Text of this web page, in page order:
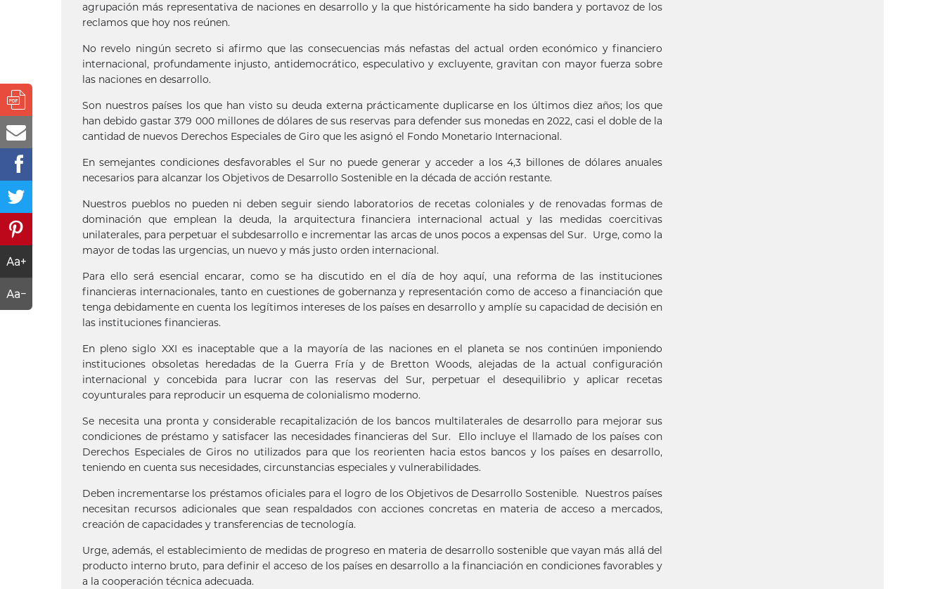
agrupación más representativa de naciones en desarrollo y la que históricamente ha sido bandera y portavoz de los
reclamos que hoy nos reúnen.
No revelo ningún secreto si afirmo que las consecuencias más nefastas del actual orden económico y financiero
internacional, profundamente injusto, antidemocrático, especulativo y excluyente, gravitan con mayor fuerza sobre
las naciones en desarrollo.
Son nuestros países los que han visto su deuda externa prácticamente duplicarse en los últimos diez años; los que
han debido gastar 379 000 millones de dólares de sus reservas para defender sus monedas en 2022, casi el doble de la
cantidad de nuevos Derechos Especiales de Giro que les asignó el Fondo Monetario Internacional.
En semejantes condiciones desfavorables el Sur no puede generar y acceder a los 4,3 billones de dólares anuales
necesarios para alcanzar los Objetivos de Desarrollo Sostenible en la década de acción restante.
Nuestros pueblos no pueden ni deben seguir siendo laboratorios de recetas coloniales y de renovadas formas de
dominación que emplean la deuda, la arquitectura financiera internacional actual y las medidas coercitivas
unilaterales, para perpetuar el subdesarrollo e incrementar las arcas de unos pocos a expensas del Sur. Urge, como la
mayor de todas las urgencias, un nuevo y más justo orden internacional.
Para ello será esencial encarar, como se ha discutido en el día de hoy aquí, una reforma de las instituciones
financieras internacionales, tanto en cuestiones de gobernanza y representación como de acceso a financiación que
tenga debidamente en cuenta los legítimos intereses de los países en desarrollo y amplíe su capacidad de decisión en
las instituciones financieras.
En pleno siglo XXI es inaceptable que a la mayoría de las naciones en el planeta se nos continúen imponiendo
instituciones obsoletas heredadas de la Guerra Fría y de Bretton Woods, alejadas de la actual configuración
internacional y concebida para lucrar con las reservas del Sur, perpetuar el desequilibrio y aplicar recetas
coyunturales para reproducir un esquema de colonialismo moderno.
Se necesita una pronta y considerable recapitalización de los bancos multilaterales de desarrollo para mejorar sus
condiciones de préstamo y satisfacer las necesidades financieras del Sur. Ello incluye el llamado de los países con
Derechos Especiales de Giros no utilizados para que los reorienten hacia estos bancos y los países en desarrollo,
teniendo en cuenta sus necesidades, circunstancias especiales y vulnerabilidades.
Deben incrementarse los préstamos oficiales para el logro de los Objetivos de Desarrollo Sostenible. Nuestros países
necesitan recursos adicionales que sean respaldados con acciones concretas en materia de acceso a mercados,
creación de capacidades y transferencias de tecnología.
Urge, además, el establecimiento de medidas de progreso en materia de desarrollo sostenible que vayan más allá del
producto interno bruto, para definir el acceso de los países en desarrollo a la financiación en condiciones favorables y
a la cooperación técnica adecuada.